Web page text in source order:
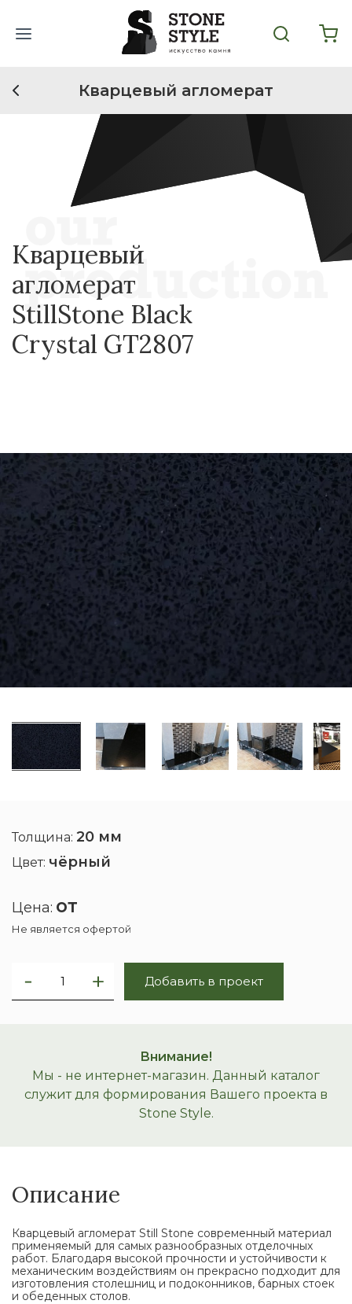
Кварцевый агломерат
Кварцевый
агломерат
StillStone Black
Crystal GT2807
Толщина: 20 мм
Цвет: чёрный
Цена: от
Не является офертой
Добавить в проект
Внимание!
Мы - не интернет-магазин. Данный каталог
служит для формирования Вашего проекта в
Stone Style.
Описание
Кварцевый агломерат Still Stone современный материал
применяемый для самых разнообразных отделочных
работ. Благодаря высокой прочности и устойчивости к
механическим воздействиям он прекрасно подходит для
изготовления столешниц и подоконников, барных стоек
и обеденных столов.